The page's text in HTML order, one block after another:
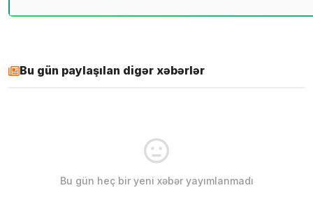
Bu gün paylaşılan digər xəbərlər
Bu gün heç bir yeni xəbər yayımlanmadı